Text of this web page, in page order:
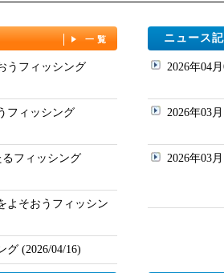
一覧
うフィッシング
フィッシング
フィッシング
よそおうフィッシン
グ (2026/04/16)
ニュース
2026年04
2026年03
2026年03